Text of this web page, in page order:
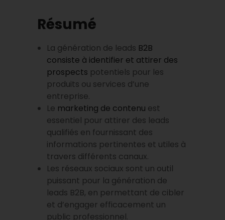
Résumé
La génération de leads B2B
consiste à identifier et attirer des
prospects potentiels pour les
produits ou services d’une
entreprise.
Le marketing de contenu est
essentiel pour attirer des leads
qualifiés en fournissant des
informations pertinentes et utiles à
travers différents canaux.
Les réseaux sociaux sont un outil
puissant pour la génération de
leads B2B, en permettant de cibler
et d’engager efficacement un
public professionnel.